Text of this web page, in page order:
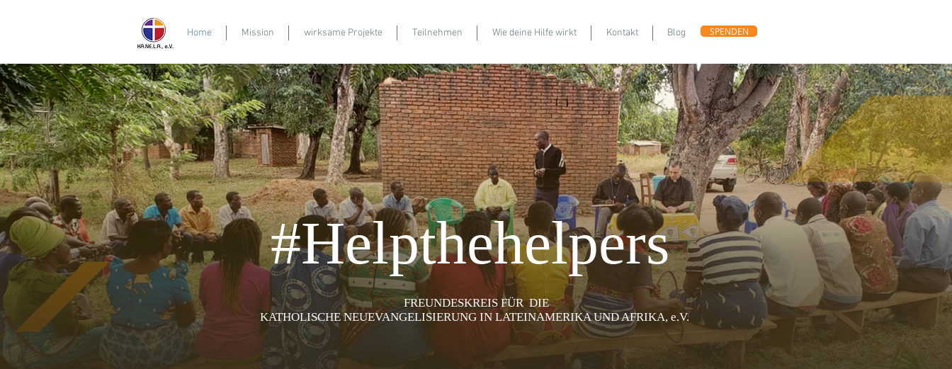
Home Mission wirksame Projekte Teilnehmen Wie deine Hilfe wirkt Kontakt Blog SPENDEN
#Helpthehelpers
FREUNDESKREIS FÜR DIE
KATHOLISCHE NEUEVANGELISIERUNG IN LATEINAMERIKA UND AFRIKA, e.V.